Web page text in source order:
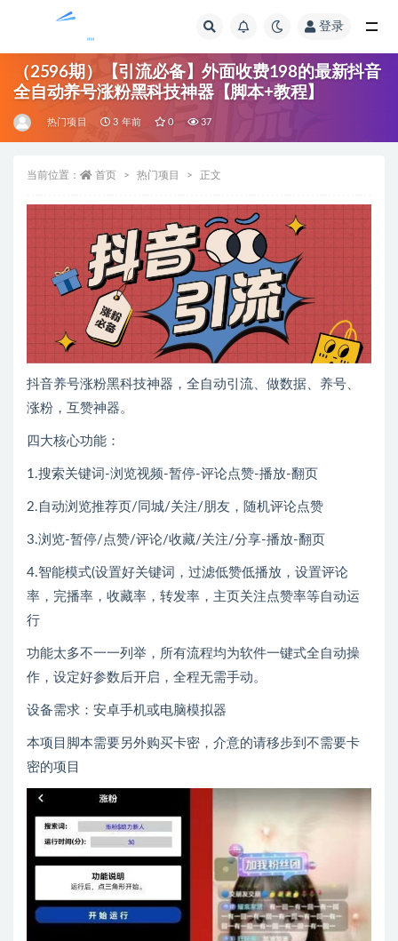
登录
（2596期）【引流必备】外面收费198的最新抖音
全自动养号涨粉黑科技神器【脚本+教程】
热门项目 3 年前 0 37
当前位置： 首页 热门项目 正文
抖音养号涨粉黑科技神器，全自动引流、做数据、养号、
涨粉，互赞神器。
四大核心功能：
1.搜索关键词-浏览视频-暂停-评论点赞-播放-翻页
2.自动浏览推荐页/同城/关注/朋友，随机评论点赞
3.浏览-暂停/点赞/评论/收藏/关注/分享-播放-翻页
4.智能模式(设置好关键词，过滤低赞低播放，设置评论
率，完播率，收藏率，转发率，主页关注点赞率等自动运
行
功能太多不一一列举，所有流程均为软件一键式全自动操
作，设定好参数后开启，全程无需手动。
设备需求：安卓手机或电脑模拟器
本项目脚本需要另外购买卡密，介意的请移步到不需要卡
密的项目